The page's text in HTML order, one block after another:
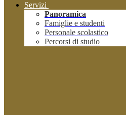
Servizi
Panoramica
Famiglie e studenti
Personale scolastico
Percorsi di studio